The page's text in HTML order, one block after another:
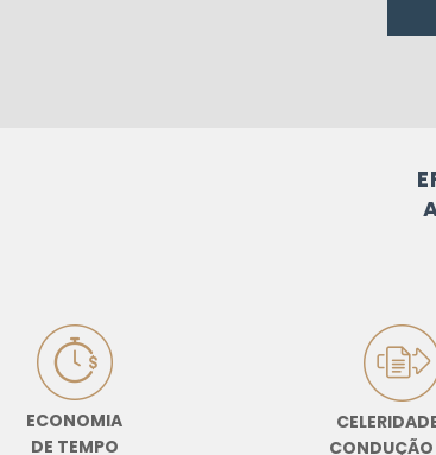
ECONOMIA
DE TEMPO